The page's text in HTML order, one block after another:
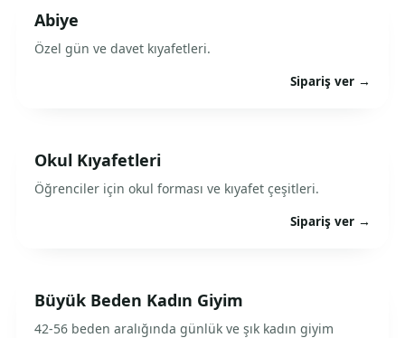
Abiye
Özel gün ve davet kıyafetleri.
Sipariş ver →
Okul Kıyafetleri
Öğrenciler için okul forması ve kıyafet çeşitleri.
Sipariş ver →
Büyük Beden Kadın Giyim
42-56 beden aralığında günlük ve şık kadın giyim